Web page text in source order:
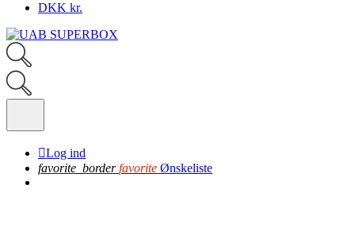
DKK kr.
Log ind
favorite_border favorite Ønskeliste